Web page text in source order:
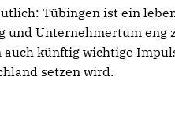
Tübingen ist ein
und Unternehmertum eng
auch künftig wichtige
setzen wird.